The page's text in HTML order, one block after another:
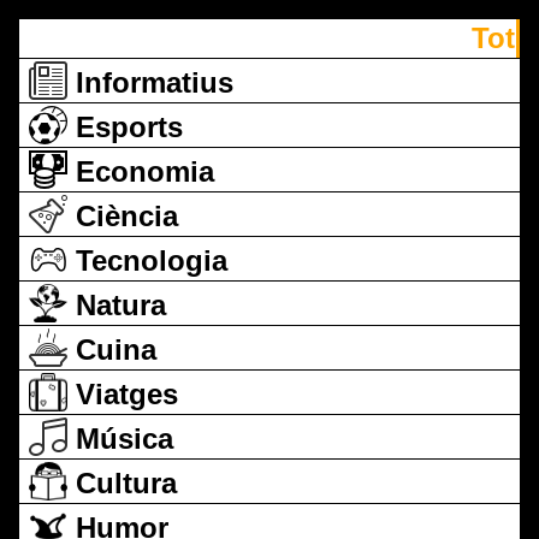
Tot
Informatius
Esports
Economia
Ciència
Tecnologia
Natura
Cuina
Viatges
Música
Cultura
Humor